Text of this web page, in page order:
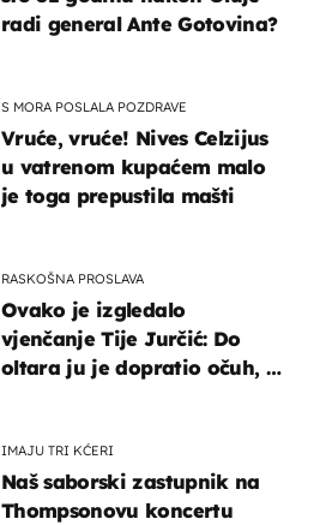
radi general Ante Gotovina?
S MORA POSLALA POZDRAVE
Vruće, vruće! Nives Celzijus
u vatrenom kupaćem malo
je toga prepustila mašti
RASKOŠNA PROSLAVA
Ovako je izgledalo
vjenčanje Tije Jurčić: Do
oltara ju je dopratio očuh, a
IMAJU TRI KĆERI
Naš saborski zastupnik na
Thompsonovu koncertu